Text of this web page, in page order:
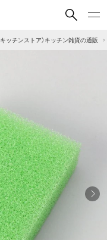
店舗一覧
アカウント
キッチンストア）キッチン雑貨の通販